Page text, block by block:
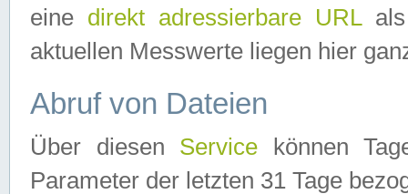
eine direkt adressierbare URLals
aktuellen Messwerte liegen hier
Abruf von Dateien
Über diesen Service können
Parameter der letzten 31 Tage